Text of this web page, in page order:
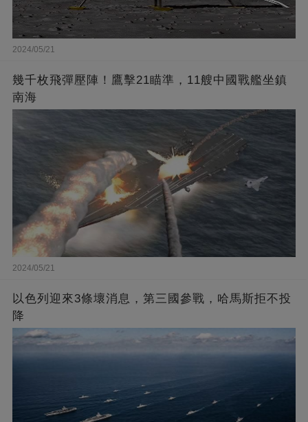
2024/05/21
幾千枚飛彈壓陣！鷹擊21瞄準，11艘中國戰艦坐鎮
南海
2024/05/21
以色列迎來3條壞消息，第三國參戰，哈馬斯拒不投
降